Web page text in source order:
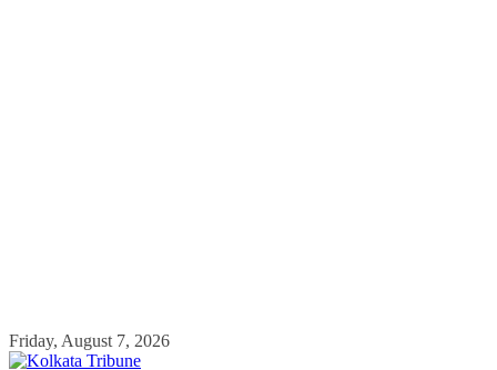
Skip
to
Friday, August 7, 2026